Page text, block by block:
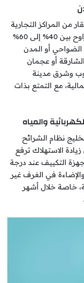
من المراكز التجارية
الحيوية، ويمكن للمغترب توفير نسبة تتراوح بين 40% إلى 60%
الضواحي أو المدن
أو عجمان
وشرق مدينة
مع التمتع بذات
نظام الشرائح
الاستهلاك ترفع
التكييف عند درجة
والإضاءة في الغرف غير
خاصة خلال أشهر